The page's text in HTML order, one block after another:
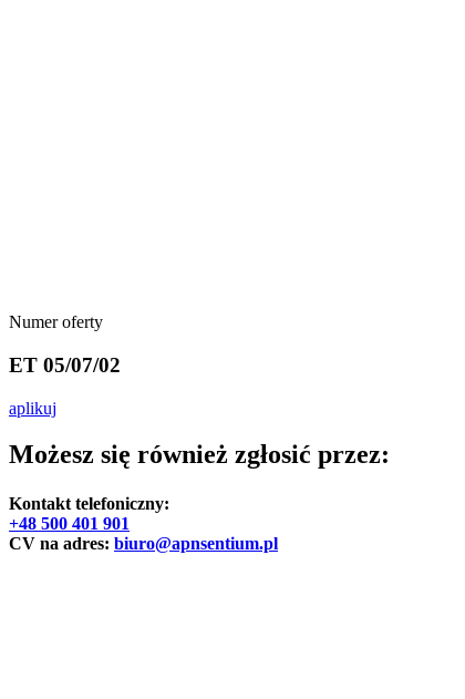
Numer oferty
ET 05/07/02
aplikuj
Możesz się również zgłosić przez:
Kontakt telefoniczny:
+48 500 401 901
CV na adres: biuro@apnsentium.pl